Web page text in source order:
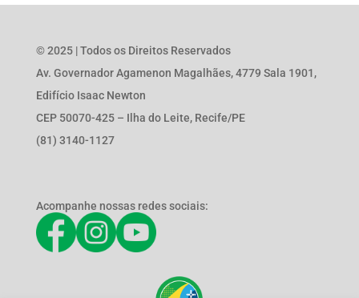
© 2025 | Todos os Direitos Reservados
Av. Governador Agamenon Magalhães, 4779 Sala 1901,
Edifício Isaac Newton
CEP 50070-425 – Ilha do Leite, Recife/PE
(81) 3140-1127
Acompanhe nossas redes sociais: